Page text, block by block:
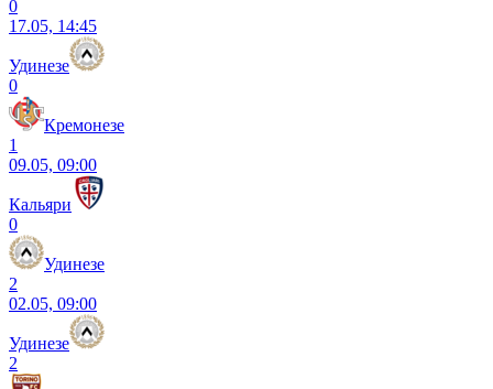
0
17.05, 14:45
Удинезе
0
Кремонезе
1
09.05, 09:00
Кальяри
0
Удинезе
2
02.05, 09:00
Удинезе
2